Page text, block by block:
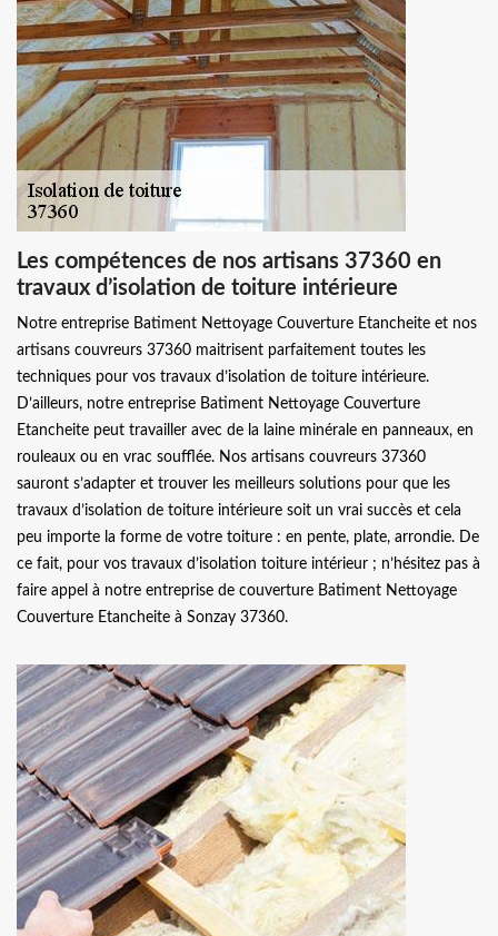
Les compétences de nos artisans 37360 en
travaux d’isolation de toiture intérieure
Notre entreprise Batiment Nettoyage Couverture Etancheite et nos
artisans couvreurs 37360 maitrisent parfaitement toutes les
techniques pour vos travaux d’isolation de toiture intérieure.
D’ailleurs, notre entreprise Batiment Nettoyage Couverture
Etancheite peut travailler avec de la laine minérale en panneaux, en
rouleaux ou en vrac soufflée. Nos artisans couvreurs 37360
sauront s’adapter et trouver les meilleurs solutions pour que les
travaux d’isolation de toiture intérieure soit un vrai succès et cela
peu importe la forme de votre toiture : en pente, plate, arrondie. De
ce fait, pour vos travaux d’isolation toiture intérieur ; n’hésitez pas à
faire appel à notre entreprise de couverture Batiment Nettoyage
Couverture Etancheite à Sonzay 37360.